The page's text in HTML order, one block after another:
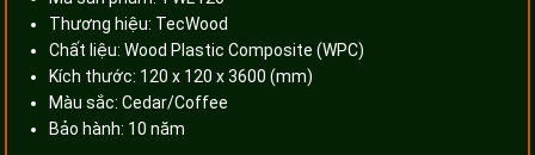
Thương hiệu: TecWood
Chất liệu: Wood Plastic Composite (WPC)
Kích thước: 120 x 120 x 3600 (mm)
Màu sắc: Cedar/Coffee
Bảo hành: 10 năm